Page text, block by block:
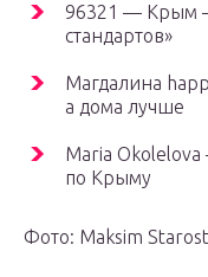
96321 — Крым
стандартов»
Магдалина
а дома лучше
Maria
по Крыму
Фото: Maksim